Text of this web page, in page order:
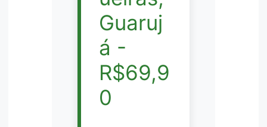
Guaruj
á -
R$69,9
0